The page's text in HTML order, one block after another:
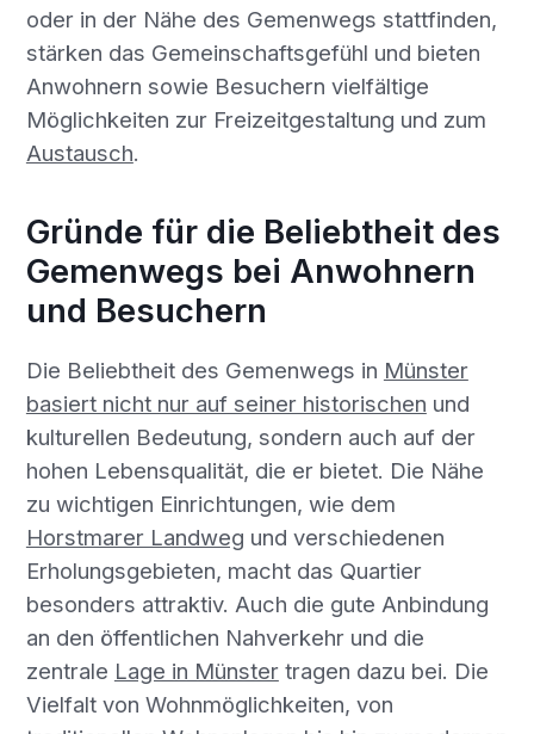
oder in der Nähe des Gemenwegs stattfinden,
stärken das Gemeinschaftsgefühl und bieten
Anwohnern sowie Besuchern vielfältige
Möglichkeiten zur Freizeitgestaltung und zum
Austausch.
Gründe für die Beliebtheit des
Gemenwegs bei Anwohnern
und Besuchern
Die Beliebtheit des Gemenwegs in Münster
basiert nicht nur auf seiner historischen und
kulturellen Bedeutung, sondern auch auf der
hohen Lebensqualität, die er bietet. Die Nähe
zu wichtigen Einrichtungen, wie dem
Horstmarer Landweg und verschiedenen
Erholungsgebieten, macht das Quartier
besonders attraktiv. Auch die gute Anbindung
an den öffentlichen Nahverkehr und die
zentrale Lage in Münstertragen dazu bei. Die
Vielfalt von Wohnmöglichkeiten, von